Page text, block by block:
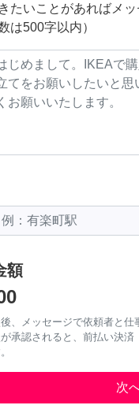
たいことがあればメ
は500字以内）
額
、メッセージで依頼者と仕
承認されると、前払い決